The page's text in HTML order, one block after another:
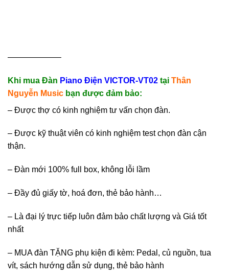
——————–
Khi mua Đàn Piano Điện VICTOR-VT02 tại Thân
Nguyễn Music bạn được đảm bảo:
– Được thợ có kinh nghiệm tư vấn chọn đàn.
– Được kỹ thuật viên có kinh nghiệm test chọn đàn cận
thận.
– Đàn mới 100% full box, không lỗi lầm
– Đầy đủ giấy tờ, hoá đơn, thẻ bảo hành…
– Là đại lý trực tiếp luôn đảm bảo chất lượng và Giá tốt
nhất
– MUA đàn TẶNG phụ kiện đi kèm: Pedal, củ nguồn, tua
vít, sách hướng dẫn sử dụng, thẻ bảo hành